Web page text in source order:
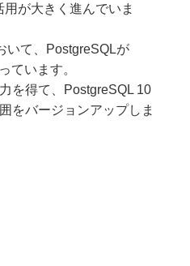
が大きく進んでいま
いて、PostgreSQLが
ています。
を得て、PostgreSQL 10
をバージョンアップしま